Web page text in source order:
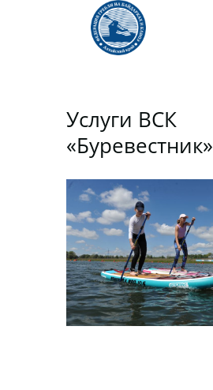
Услуги ВСК
«Буревестник»